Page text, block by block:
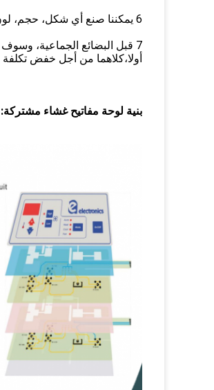
6 يمكننا صنع أي شكل، حجم، لون، التكنولوجيا مثل زر، مصعد LED، جهاز استشعار مثبت، وهلم جرا بناء على طلبك
7 قبل البضائع الجماعية،
أولا،كلاهما من أجل خفض
بنية لوحة مفاتيح غشاء مشتركة: